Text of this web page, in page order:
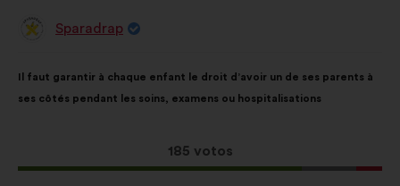
PropostaSparadrap
da
proposta:
Il faut garantir à chaque enfant le droit d’avoir un de ses parents à
ses côtés pendant les soins, examens ou hospitalisations
Esta
proposta
185 votos
repartição
é